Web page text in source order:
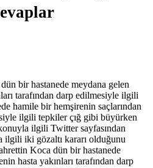
bir hastanede meydana gelen
tarafından darp edilmesiyle ilgili
hamile bir hemşirenin saçlarından
ilgili tepkiler çığ gibi büyürken
ilgili Twitter sayfasından
ilgili iki gözaltı kararı olduğunu
Koca dün bir hastanede
hasta yakınları tarafından darp